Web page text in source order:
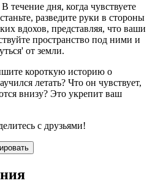
В течение дня, когда чувствуете
разведите руки в стороны
вдохов, представляя, что ваши
пространство под ними и
от земли.
короткую историю о
летать? Что он чувствует,
внизу? Это укрепит ваш
с друзьями!